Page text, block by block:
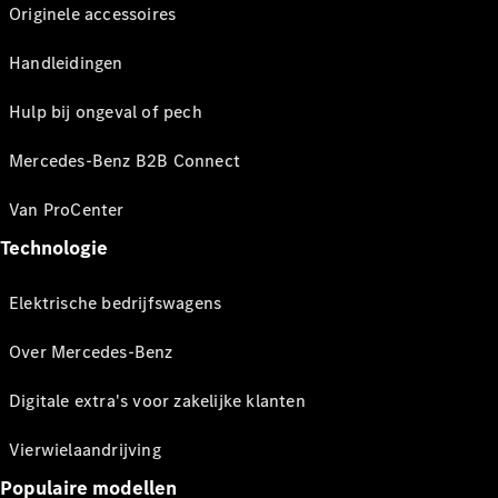
Originele accessoires
Handleidingen
Hulp bij ongeval of pech
Mercedes-Benz B2B Connect
Van ProCenter
Technologie
Elektrische bedrijfswagens
Over Mercedes-Benz
Digitale extra's voor zakelijke klanten
Vierwielaandrijving
Populaire modellen